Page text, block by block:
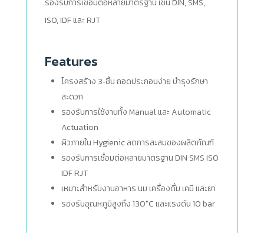
รองรับการเชื่อมต่อหลายมาตรฐาน เช่น DIN, SMS,
ISO, IDF และ RJT
Features
โครงสร้าง 3‑ชิ้น ถอดประกอบง่าย บำรุงรักษา
สะดวก
รองรับการใช้งานทั้ง Manual และ Automatic
Actuation
ผิวภายใน Hygienic ลดการสะสมของผลิตภัณฑ์
รองรับการเชื่อมต่อหลายมาตรฐาน DIN SMS ISO
IDF RJT
เหมาะสำหรับงานอาหาร นม เครื่องดื่ม เคมี และยา
รองรับอุณหภูมิสูงถึง 130°C และแรงดัน 10 bar